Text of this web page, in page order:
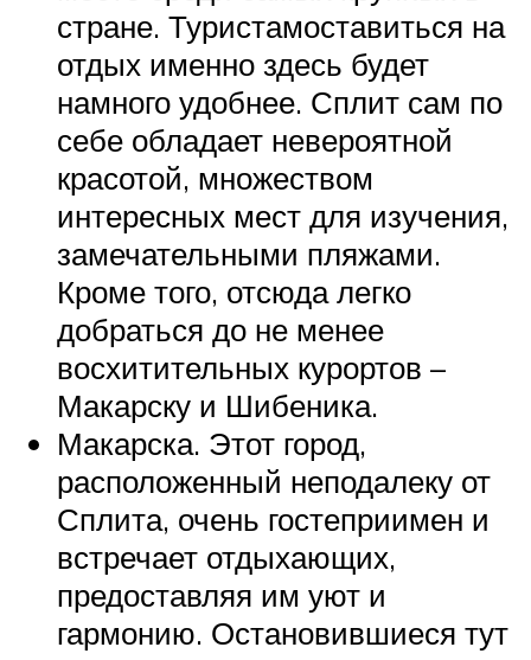
стране. Туристамоставиться на
отдых именно здесь будет
намного удобнее. Сплит сам по
себе обладает невероятной
красотой, множеством
интересных мест для изучения,
замечательными пляжами.
Кроме того, отсюда легко
добраться до не менее
восхитительных курортов –
Макарску и Шибеника.
Макарска. Этот город,
расположенный неподалеку от
Сплита, очень гостеприимен и
встречает отдыхающих,
предоставляя им уют и
гармонию. Остановившиеся тут